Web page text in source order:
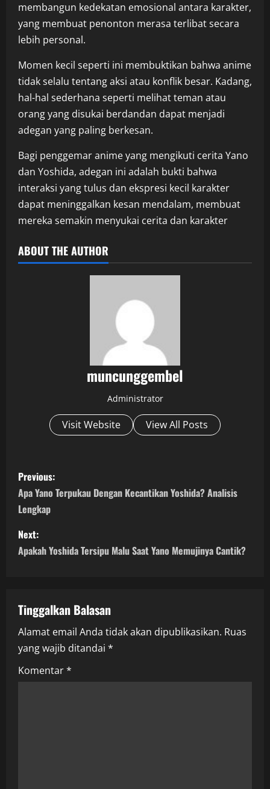
membangun kedekatan emosional antara karakter,
yang membuat penonton merasa terlibat secara
lebih personal.
Momen kecil seperti ini membuktikan bahwa anime
tidak selalu tentang aksi atau konflik besar. Kadang,
hal-hal sederhana seperti melihat teman atau
orang yang disukai berdandan dapat menjadi
adegan yang paling berkesan.
Bagi penggemar anime yang mengikuti cerita Yano
dan Yoshida, adegan ini adalah bukti bahwa
interaksi yang tulus dan ekspresi kecil karakter
dapat meninggalkan kesan mendalam, membuat
mereka semakin menyukai cerita dan karakter
ABOUT THE AUTHOR
muncunggembel
Administrator
Visit Website View All Posts
P
o
s
t
a
v
i
g
Previous:
Apa Yano Terpukau Dengan Kecantikan Yoshida? Analisis
Lengkap
Next:
Apakah Yoshida Tersipu Malu Saat Yano Memujinya Cantik?
Tinggalkan Balasan
Alamat email Anda tidak akan dipublikasikan. Ruas
yang wajib ditandai *
Komentar*